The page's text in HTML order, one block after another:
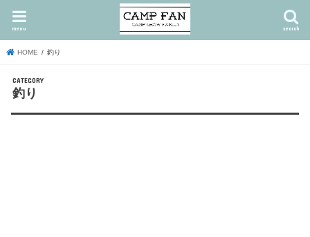
search
menu
HOME 釣り
釣り